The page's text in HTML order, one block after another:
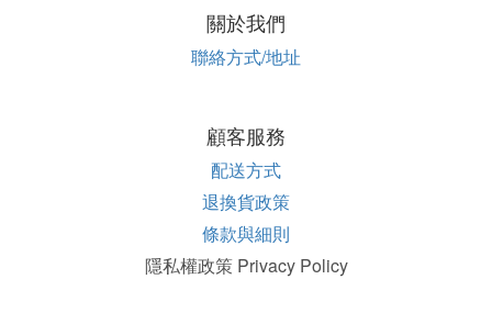
關於我們
聯絡方式/地址
顧客服務
配送方式
退換貨政策
條款與細則
隱私權政策 Privacy Policy